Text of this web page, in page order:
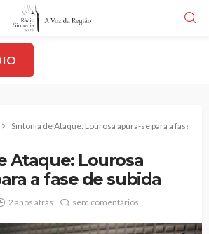
Sintonia de Ataque: Lourosa apura-se para a fase de
Ataque: Lourosa
a fase de subida
2 anos atrás sem comentários